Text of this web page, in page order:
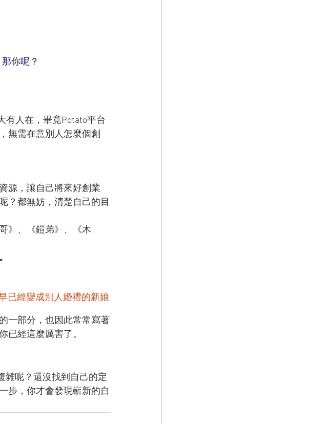
你呢？
有人在，畢竟Potato平台
無需在意別人怎麼個創
源，讓自己將來好創業
？都無妨，清楚自己的目
》、《鎧弟》、《木
已經變成別人婚禮的新娘
一部分，也因此常常寫著
已經這麼厲害了。
雜呢？還沒找到自己的定
步，你才會發現嶄新的自